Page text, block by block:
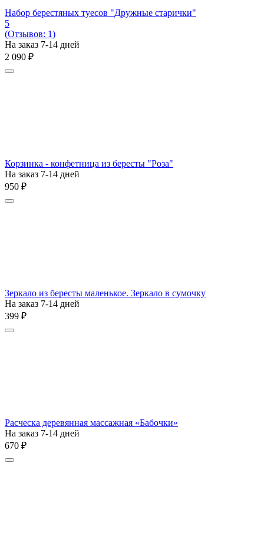
Набор берестяных туесов "Дружные старички"
5
(Отзывов: 1)
На заказ 7-14 дней
2 090 ₽
Корзинка - конфетница из бересты "Роза"
На заказ 7-14 дней
‍950‍ ₽
Зеркало из бересты маленькое. Зеркало в сумочку
На заказ 7-14 дней
‍399‍ ₽
Расческа деревянная массажная «Бабочки»
На заказ 7-14 дней
‍670‍ ₽